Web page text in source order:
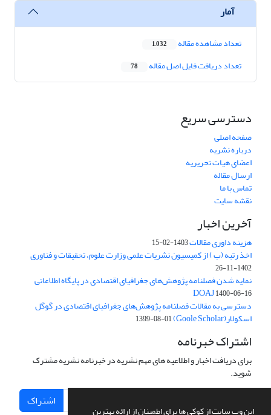
این وب سایت از کوکی ها برای اطمینان از ارائه بهترین
آمار
تعداد مشاهده مقاله 1,032
تعداد دریافت فایل اصل مقاله 78
دسترسی سریع
صفحه اصلی
درباره نشریه
اعضای هیات تحریریه
ارسال مقاله
تماس با ما
نقشه سایت
آخرین اخبار
هزینه داوری مقالات1403-02-15
اخذ رتبه (ب ) از کمیسیون نشریات علمی وزارت علوم، تحقیقات و فناوری
1402-11-26
نمایه شدن فصلنامه پژوهش‌های جغرافیای اقتصادی در پایگاه اطلاعاتی
DOAJ1400-06-16
دسترسی به مقالات فصلنامه پژوهش‌های جغرافیای اقتصادی در گوگل
اسکولار(Goole Scholar) 1399-08-01
اشتراک خبرنامه
برای دریافت اخبار و اطلاعیه های مهم نشریه در خبرنامه نشریه مشترک
شوید.
اشتراک